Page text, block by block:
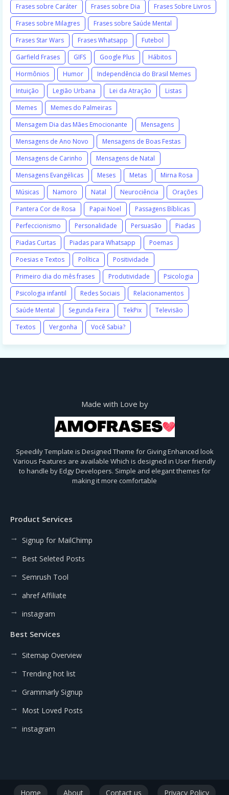
Frases sobre Caráter
Frases sobre Dia
Frases Sobre Livros
Frases sobre Milagres
Frases sobre Saúde Mental
Frases Star Wars
Frases Whatsapp
Futebol
Garfield Frases
GIFS Google Plus
Hábitos
Hormônios
Humor
Independência do Brasil Memes
Intuição
Legião Urbana Lei da Atração
Listas
Memes
Memes do Palmeiras
Mensagem Dia das Mães Emocionante
Mensagens
Mensagens de Ano Novo
Mensagens de Boas Festas
Mensagens de Carinho
Mensagens de Natal
Mensagens Evangélicas
Meses Metas
Mirna Rosa
Músicas
Namoro Natal Neurociência
Orações
Pantera Cor de Rosa
Papai Noel
Passagens Bíblicas
Perfeccionismo
Personalidade Persuasão
Piadas
Piadas Curtas
Piadas para Whatsapp
Poemas
Poesias e Textos
Política
Positividade
Primeiro dia do mês frases
Produtividade
Psicologia
Psicologia infantil
Redes Sociais
Relacionamentos
Saúde Mental
Segunda Feira TekPix
Televisão
Textos
Vergonha Você Sabia?
Made with Love by
Speedily Template is Designed Theme for Giving Enhanced look
Various Features are available Which is designed in User friendly
to handle by Edgy Developers. Simple and elegant themes for
making it more comfortable
Product Services
Signup for MailChimp
Best Seleted Posts
Semrush Tool
ahref Affiliate
instagram
Best Services
Sitemap Overview
Trending hot list
Grammarly Signup
Most Loved Posts
instagram
Home About Contact us Privacy Policy